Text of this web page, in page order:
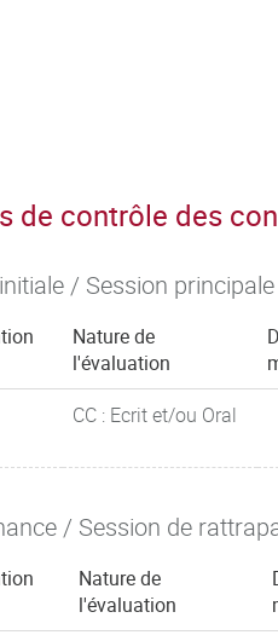
de contrôle des
/ Session principale
Nature de
l'évaluation
CC : Ecrit et/ou Oral
/ Session de
Nature de
l'évaluation